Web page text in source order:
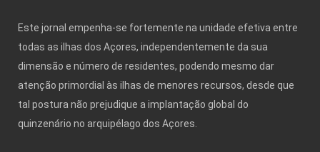
Este jornal empenha-se fortemente na unidade efetiva entre
todas as ilhas dos Açores, independentemente da sua
dimensão e número de residentes, podendo mesmo dar
atenção primordial às ilhas de menores recursos, desde que
tal postura não prejudique a implantação global do
quinzenário no arquipélago dos Açores.